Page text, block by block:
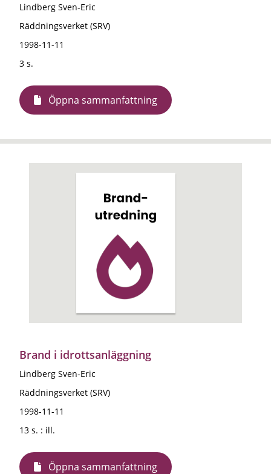
Lindberg Sven-Eric
Räddningsverket (SRV)
1998-11-11
3 s.
Öppna sammanfattning
Brand i idrottsanläggning
Lindberg Sven-Eric
Räddningsverket (SRV)
1998-11-11
13 s. : ill.
Öppna sammanfattning